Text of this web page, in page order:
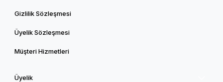
Gizlilik Sözleşmesi
Üyelik Sözleşmesi
Müşteri Hizmetleri
Üyelik